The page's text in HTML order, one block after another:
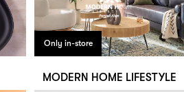
Only in-store
MODERN HOME LIFESTYLE